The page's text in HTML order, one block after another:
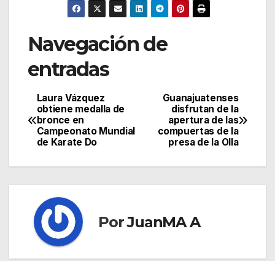
Navegación de
entradas
Guanajuatenses
disfrutan de la
apertura de las
compuertas de la
presa de la Olla
Laura Vázquez
obtiene medalla de
bronce en
Campeonato Mundial
de Karate Do
PorJuanMA A